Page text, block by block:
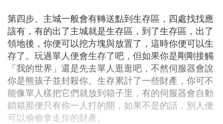
第四步、主城一般會有轉送點到生存區，四處找找應
該有，有的出了主城就是生存區，到了生存區，出了
領地後，你便可以挖方塊與放置了，這時你便可以生
存了。玩過單人便會生存了吧，但如果你是剛剛接觸
「我的世界」還是先去單人逛逛吧，不然伺服器會說
你是熊孩子並封殺你。生存累計了一些財產，你可不
能像單人樣把它們就放到箱子里，有的伺服器會自動
鎖箱那便只有你一人打的開，如果不是的話，別人便
可以偷偷拿走你的財產。